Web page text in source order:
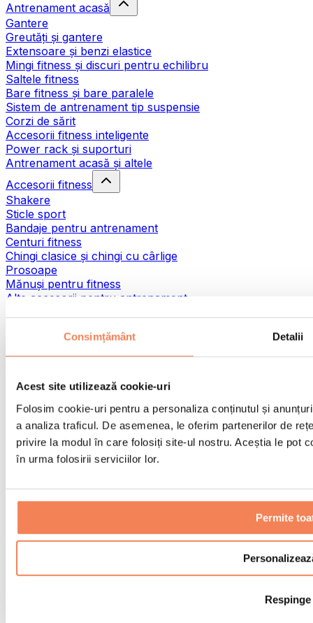
Consimțământ Detalii
Acest site utilizează cookie-uri
Folosim cookie-uri pentru a personaliza conținutul și
a analiza traficul. De asemenea, le oferim partenerilor de
privire la modul în care folosiți site-ul nostru. Aceștia le pot
în urma folosirii serviciilor lor.
Permite
Respinge
Antrenament acasă
Gantere
Greutăți și gantere
Extensoare și benzi elastice
Mingi fitness și discuri pentru echilibru
Saltele fitness
Bare fitness și bare paralele
Sistem de antrenament tip suspensie
Corzi de sărit
Accesorii fitness inteligente
Power rack și suporturi
Antrenament acasă și altele
Accesorii fitness
Shakere
Sticle sport
Bandaje pentru antrenament
Centuri fitness
Chingi clasice și chingi cu cârlige
Prosoape
Mănuși pentru fitness
Alte accesorii pentru antrenament
Ajutoare pentru reabilitare
Pistoale de masaj
Genți și accesorii pentru alimente
Genți pentru sala de sport
Rucsacuri
Accesorii în funcție de activitate
Sporturi de contact
Terapie prin frig